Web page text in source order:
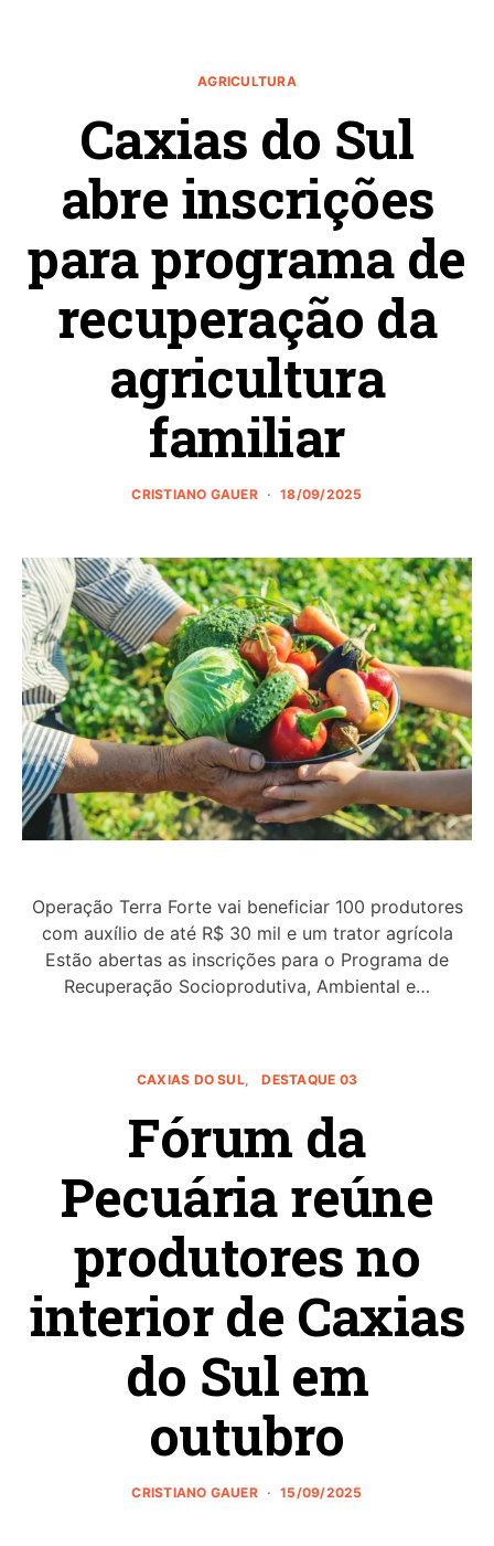
AGRICULTURA
Caxias do Sul
abre inscrições
para programa de
recuperação da
agricultura
familiar
CRISTIANO GAUER 18/09/2025
Operação Terra Forte vai beneficiar 100 produtores
com auxílio de até R$ 30 mil e um trator agrícola
Estão abertas as inscrições para o Programa de
Recuperação Socioprodutiva, Ambiental e…
CAXIAS DO SUL DESTAQUE 03
Fórum da
Pecuária reúne
produtores no
interior de Caxias
do Sul em
outubro
CRISTIANO GAUER 15/09/2025